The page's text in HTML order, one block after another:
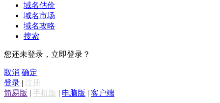
域名估价
域名市场
域名攻略
搜索
您还未登录，立即登录？
取消 确定
登录 | 注册
简易版 | 手机版 | 电脑版 | 客户端